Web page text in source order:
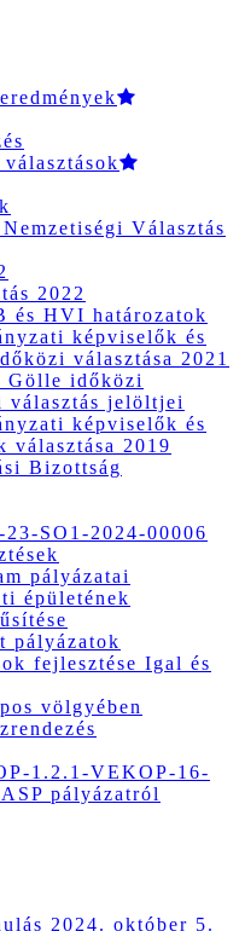
Választás
2022
és HVI határozatok
képviselők és
választása 2021
Gölle időközi
választás jelöltjei
képviselők és
választása 2019
Bizottság
SO1-2024-00006
pályázatai
épületének
pályázatok
fejlesztése Igal és
völgyében
1.2.1-VEKOP-16-
pályázatról
2024. október 5.